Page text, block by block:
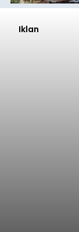
Iklan